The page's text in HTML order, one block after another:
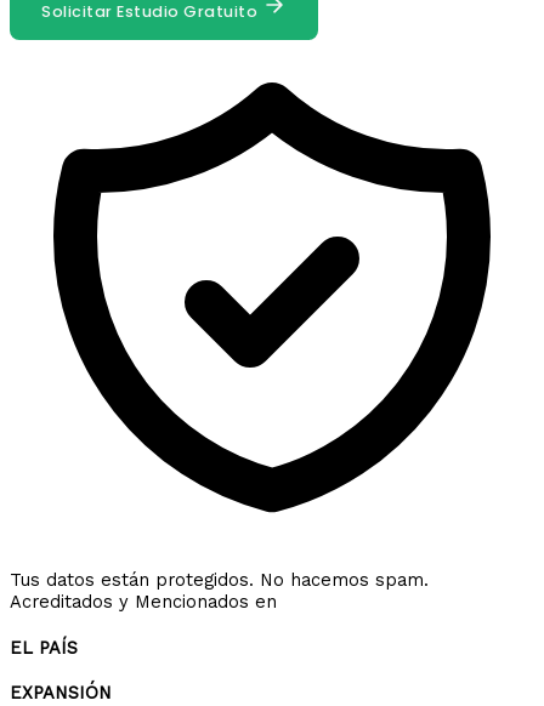
Solicitar Estudio Gratuito
Tus datos están protegidos. No hacemos spam.
Acreditados y Mencionados en
EL PAÍS
EXPANSIÓN